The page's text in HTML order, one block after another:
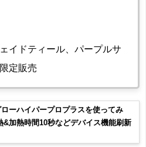
イドティール、パープルサ
定販売
ローハイパープロプラスを使ってみ
&加熱時間10秒などデバイス機能刷新